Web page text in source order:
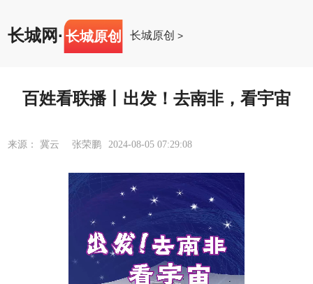
长城网· 长城原创 长城原创 >
百姓看联播丨出发！去南非，看宇宙
来源： 冀云 张荣鹏 2024-08-05 07:29:08